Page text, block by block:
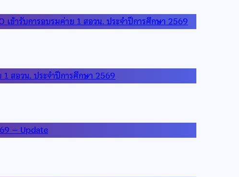
ข้ารับการอบรมค่าย 1 สอวน. ประจำปีการศึกษา 2569
สอวน. ประจำปีการศึกษา 2569
– Update